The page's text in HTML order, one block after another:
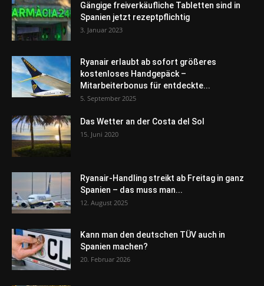
Gängige freiverkäufliche Tabletten sind in
Spanien jetzt rezeptpflichtig
3. Januar 2023
Ryanair erlaubt ab sofort größeres
kostenloses Handgepäck –
Mitarbeiterbonus für entdeckte...
5. September 2025
Das Wetter an der Costa del Sol
15. Juni 2020
Ryanair-Handling streikt ab Freitag in ganz
Spanien – das muss man...
12. August 2025
Kann man den deutschen TÜV auch in
Spanien machen?
20. Februar 2026